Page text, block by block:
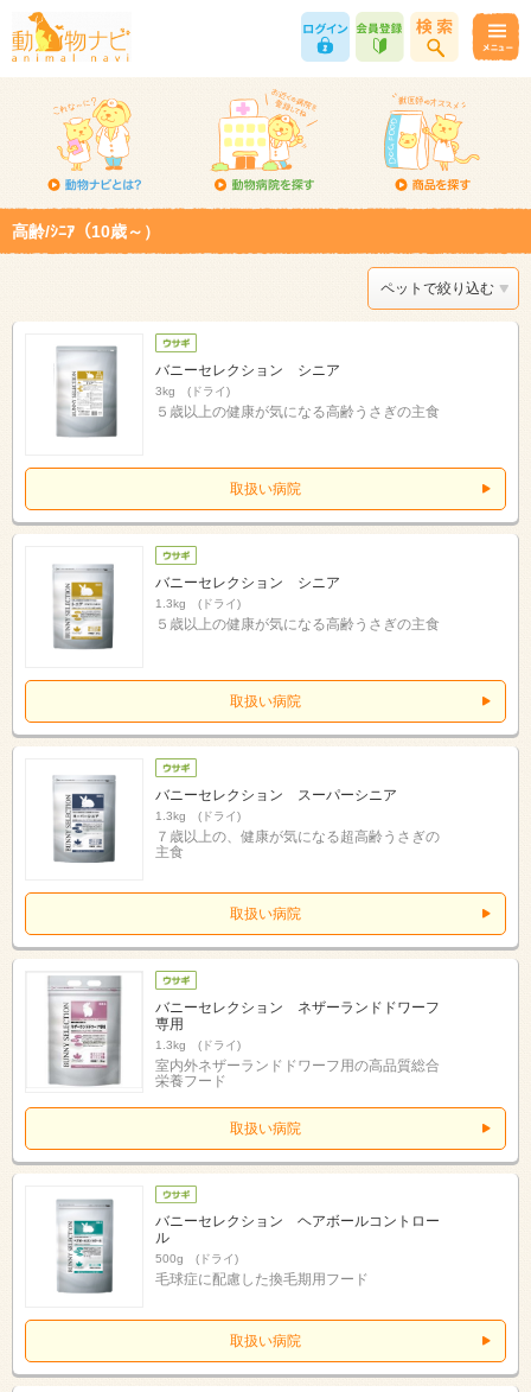
高齢/ｼﾆｱ（10歳～）
ペットで絞り込む
バニーセレクション シニア
3kg (ドライ)
５歳以上の健康が気になる高齢うさぎの主食
取扱い病院
バニーセレクション シニア
1.3kg (ドライ)
５歳以上の健康が気になる高齢うさぎの主食
取扱い病院
バニーセレクション スーパーシニア
1.3kg (ドライ)
７歳以上の、健康が気になる超高齢うさぎの
主食
取扱い病院
バニーセレクション ネザーランドドワーフ
専用
1.3kg (ドライ)
室内外ネザーランドドワーフ用の高品質総合
栄養フード
取扱い病院
バニーセレクション ヘアボールコントロー
ル
500g (ドライ)
毛球症に配慮した換毛期用フード
取扱い病院